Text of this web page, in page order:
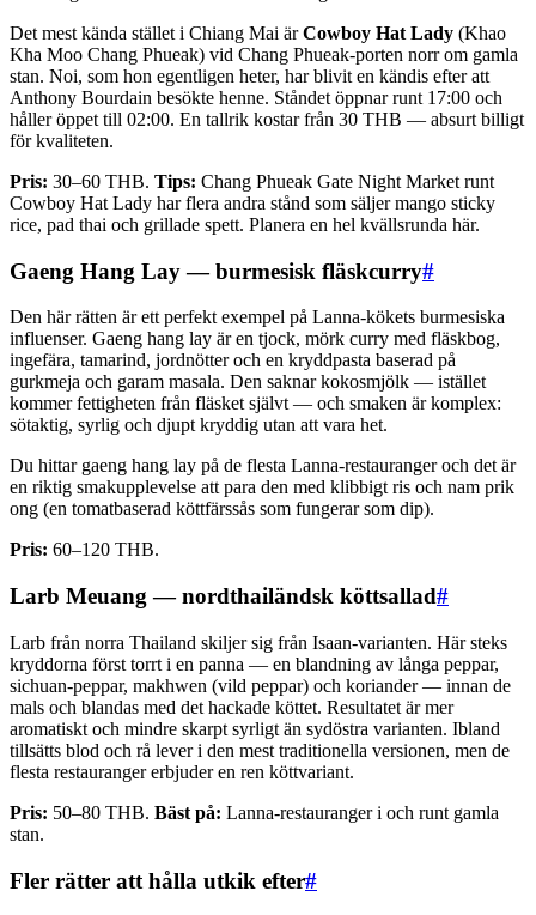
Det mest kända stället i Chiang Mai ärCowboy Hat Lady (Khao
Kha Moo Chang Phueak) vid Chang Phueak-porten norr om gamla
stan. Noi, som hon egentligen heter, har blivit en kändis efter att
Anthony Bourdain besökte henne. Ståndet öppnar runt 17:00 och
håller öppet till 02:00. En tallrik kostar från 30 THB — absurt billigt
för kvaliteten.
Pris: 30–60 THB. Tips: Chang Phueak Gate Night Market runt
Cowboy Hat Lady har flera andra stånd som säljer mango sticky
rice, pad thai och grillade spett. Planera en hel kvällsrunda här.
Gaeng Hang Lay — burmesisk fläskcurry#
Den här rätten är ett perfekt exempel på Lanna-kökets burmesiska
influenser. Gaeng hang lay är en tjock, mörk curry med fläskbog,
ingefära, tamarind, jordnötter och en kryddpasta baserad på
gurkmeja och garam masala. Den saknar kokosmjölk — istället
kommer fettigheten från fläsket självt — och smaken är komplex:
sötaktig, syrlig och djupt kryddig utan att vara het.
Du hittar gaeng hang lay på de flesta Lanna-restauranger och det är
en riktig smakupplevelse att para den med klibbigt ris och nam prik
ong (en tomatbaserad köttfärssås som fungerar som dip).
Pris: 60–120 THB.
Larb Meuang — nordthailändsk köttsallad#
Larb från norra Thailand skiljer sig från Isaan-varianten. Här steks
kryddorna först torrt i en panna — en blandning av långa peppar,
sichuan-peppar, makhwen (vild peppar) och koriander — innan de
mals och blandas med det hackade köttet. Resultatet är mer
aromatiskt och mindre skarpt syrligt än sydöstra varianten. Ibland
tillsätts blod och rå lever i den mest traditionella versionen, men de
flesta restauranger erbjuder en ren köttvariant.
Pris: 50–80 THB. Bäst på: Lanna-restauranger i och runt gamla
stan.
Fler rätter att hålla utkik efter#